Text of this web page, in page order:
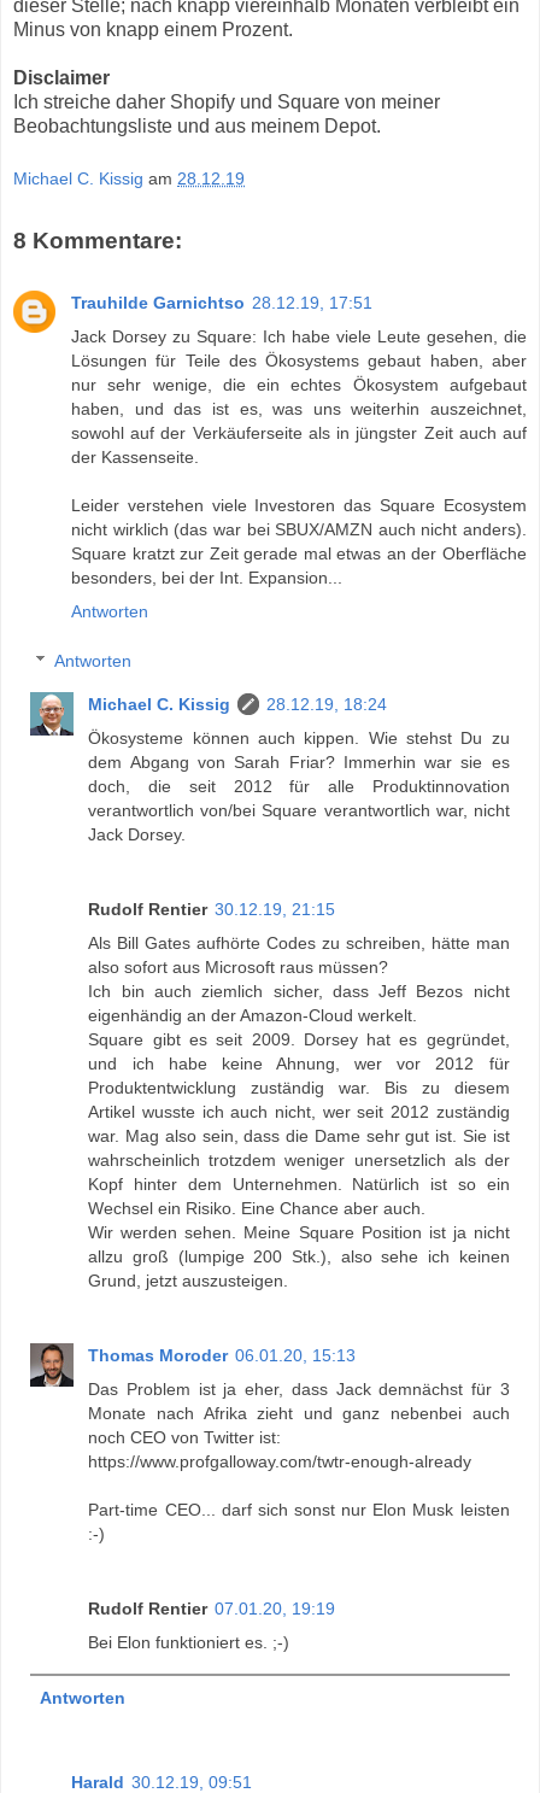
dieser Stelle; nach knapp viereinhalb Monaten verbleibt ein
Minus von knapp einem Prozent.
Disclaimer
Ich streiche daher Shopify und Square von meiner
Beobachtungsliste und aus meinem Depot.
Michael C. Kissig am 28.12.19
8 Kommentare:
Trauhilde Garnichtso 28.12.19, 17:51
Jack Dorsey zu Square: Ich habe viele Leute gesehen, die
Lösungen für Teile des Ökosystems gebaut haben, aber
nur sehr wenige, die ein echtes Ökosystem aufgebaut
haben, und das ist es, was uns weiterhin auszeichnet,
sowohl auf der Verkäuferseite als in jüngster Zeit auch auf
der Kassenseite.
Leider verstehen viele Investoren das Square Ecosystem
nicht wirklich (das war bei SBUX/AMZN auch nicht anders).
Square kratzt zur Zeit gerade mal etwas an der Oberfläche
besonders, bei der Int. Expansion...
Antworten
Antworten
Michael C. Kissig
28.12.19, 18:24
Ökosysteme können auch kippen. Wie stehst Du zu
dem Abgang von Sarah Friar? Immerhin war sie es
doch, die seit 2012 für alle Produktinnovation
verantwortlich von/bei Square verantwortlich war, nicht
Jack Dorsey.
Rudolf Rentier 30.12.19, 21:15
Als Bill Gates aufhörte Codes zu schreiben, hätte man
also sofort aus Microsoft raus müssen?
Ich bin auch ziemlich sicher, dass Jeff Bezos nicht
eigenhändig an der Amazon-Cloud werkelt.
Square gibt es seit 2009. Dorsey hat es gegründet,
und ich habe keine Ahnung, wer vor 2012 für
Produktentwicklung zuständig war. Bis zu diesem
Artikel wusste ich auch nicht, wer seit 2012 zuständig
war. Mag also sein, dass die Dame sehr gut ist. Sie ist
wahrscheinlich trotzdem weniger unersetzlich als der
Kopf hinter dem Unternehmen. Natürlich ist so ein
Wechsel ein Risiko. Eine Chance aber auch.
Wir werden sehen. Meine Square Position ist ja nicht
allzu groß (lumpige 200 Stk.), also sehe ich keinen
Grund, jetzt auszusteigen.
Thomas Moroder 06.01.20, 15:13
Das Problem ist ja eher, dass Jack demnächst für 3
Monate nach Afrika zieht und ganz nebenbei auch
noch CEO von Twitter ist:
https://www.profgalloway.com/twtr-enough-already
Part-time CEO... darf sich sonst nur Elon Musk leisten
:-)
Rudolf Rentier 07.01.20, 19:19
Bei Elon funktioniert es. ;-)
Antworten
Harald 30.12.19, 09:51